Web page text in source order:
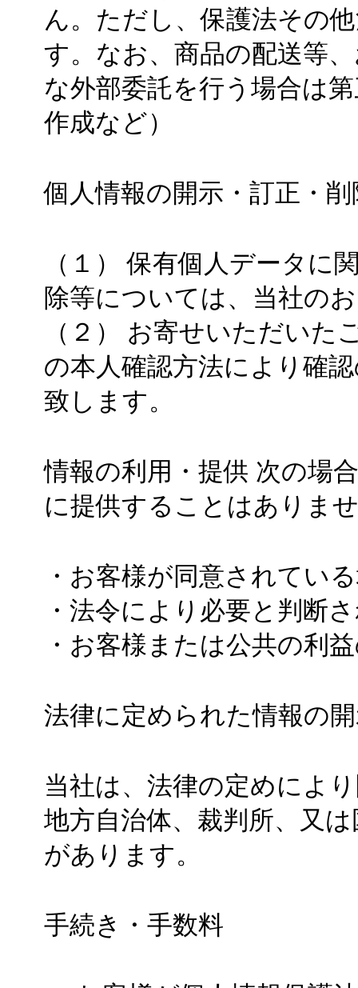
ん。ただし、保護法その
す。なお、商品の配送等
な外部委託を行う場合は
作成など）
個人情報の開示・訂正・
（１） 保有個人データに
除等については、当社の
（２） お寄せいただい
の本人確認方法により確
致します。
情報の利用・提供 次の場
に提供することはありま
・お客様が同意されてい
・法令により必要と判断
・お客様または公共の利
法律に定められた情報の
当社は、法律の定めによ
地方自治体、裁判所、又
があります。
手続き・手数料